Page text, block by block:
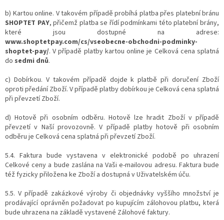
b) Kartou online. V takovém případě probíhá platba přes platební bránu
SHOPTET PAY, přičemž platba se řídí podmínkami této platební brány,
které jsou dostupné na adrese:
www.shoptetpay.com/cs/vseobecne-obchodni-podminky-
shoptet-pay/. V případě platby kartou online je Celková cena splatná
do sedmi dnů.
c) Dobírkou. V takovém případě dojde k platbě při doručení Zboží
oproti předání Zboží. V případě platby dobírkou je Celková cena splatná
při převzetí Zboží.
d) Hotově při osobním odběru. Hotově lze hradit Zboží v případě
převzetí v Naší provozovně. V případě platby hotově při osobním
odběru je Celková cena splatná při převzetí Zboží.
5.4. Faktura bude vystavena v elektronické podobě po uhrazení
Celkové ceny a bude zaslána na Vaši e-mailovou adresu. Faktura bude
též fyzicky přiložena ke Zboží a dostupná v Uživatelském úču.
5.5. V případě zakázkové výroby či objednávky vyššího množství je
prodávající oprávněn požadovat po kupujícím zálohovou platbu, která
bude uhrazena na základě vystavené Zálohové faktury.